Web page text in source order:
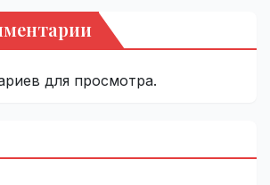
для просмотра.